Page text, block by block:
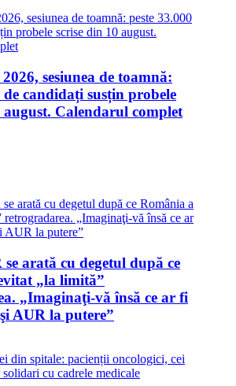
sesiunea de toamnă:
de candidați susțin probele
august. Calendarul complet
arată cu degetul după ce
„la limită”
„Imaginaţi-vă însă ce ar fi
AUR la putere”